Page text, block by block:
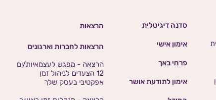
הרצאות
הרצאות לחברות וארגונים
הרצאה - מפגש לעצמאיות/ים
12 הצעדים לניהול זמן
אפקטיבי בעסק שלך
סדנה דיגיטלית
אימון אישי
פרחי באך
אימון לתודעת אושר